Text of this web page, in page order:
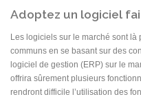
Adoptez un logiciel
Les logiciels sur le marché sont
communs en se basant sur des
logiciel de gestion (ERP) sur le
offrira sûrement plusieurs
rendront difficile l’utilisation des